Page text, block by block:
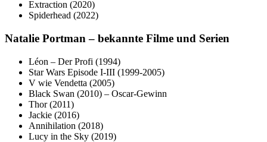
Extraction (2020)
Spiderhead (2022)
Natalie Portman – bekannte Filme und Serien
Léon – Der Profi (1994)
Star Wars Episode I-III (1999-2005)
V wie Vendetta (2005)
Black Swan (2010) – Oscar-Gewinn
Thor (2011)
Jackie (2016)
Annihilation (2018)
Lucy in the Sky (2019)